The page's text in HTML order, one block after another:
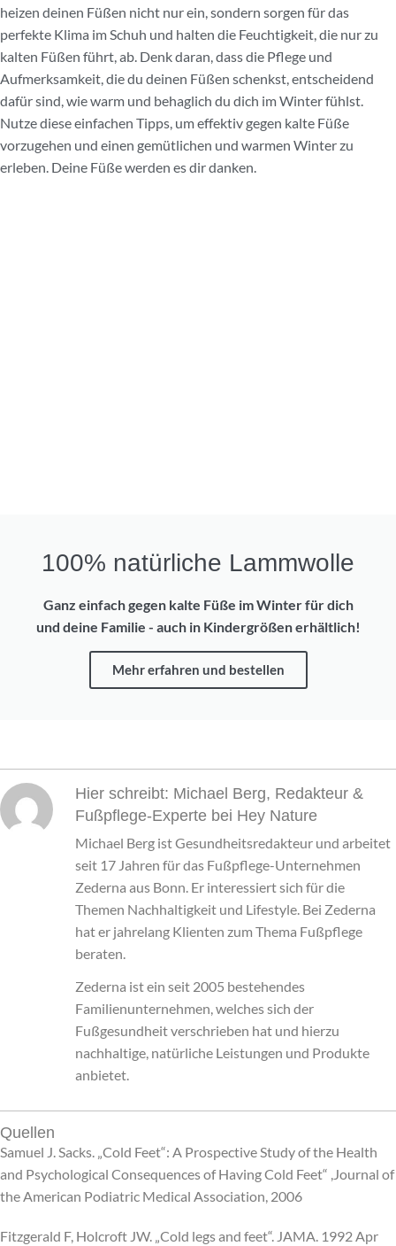
heizen deinen Füßen nicht nur ein, sondern sorgen für das
perfekte Klima im Schuh und halten die Feuchtigkeit, die nur zu
kalten Füßen führt, ab. Denk daran, dass die Pflege und
Aufmerksamkeit, die du deinen Füßen schenkst, entscheidend
dafür sind, wie warm und behaglich du dich im Winter fühlst.
Nutze diese einfachen Tipps, um effektiv gegen kalte Füße
vorzugehen und einen gemütlichen und warmen Winter zu
erleben. Deine Füße werden es dir danken.
100% natürliche Lammwolle
Ganz einfach gegen kalte Füße im Winter für dich
und deine Familie - auch in Kindergrößen erhältlich!
Mehr erfahren und bestellen
Hier schreibt: Michael Berg, Redakteur &
Fußpflege-Experte bei Hey Nature
Michael Berg ist Gesundheitsredakteur und arbeitet
seit 17 Jahren für das Fußpflege-Unternehmen
Zederna aus Bonn. Er interessiert sich für die
Themen Nachhaltigkeit und Lifestyle. Bei Zederna
hat er jahrelang Klienten zum Thema Fußpflege
beraten.
Zederna ist ein seit 2005 bestehendes
Familienunternehmen, welches sich der
Fußgesundheit verschrieben hat und hierzu
nachhaltige, natürliche Leistungen und Produkte
anbietet.
Quellen
Samuel J. Sacks. „Cold Feet“: A Prospective Study of the Health
and Psychological Consequences of Having Cold Feet“ ,Journal of
the American Podiatric Medical Association, 2006
Fitzgerald F, Holcroft JW. „Cold legs and feet“. JAMA. 1992 Apr